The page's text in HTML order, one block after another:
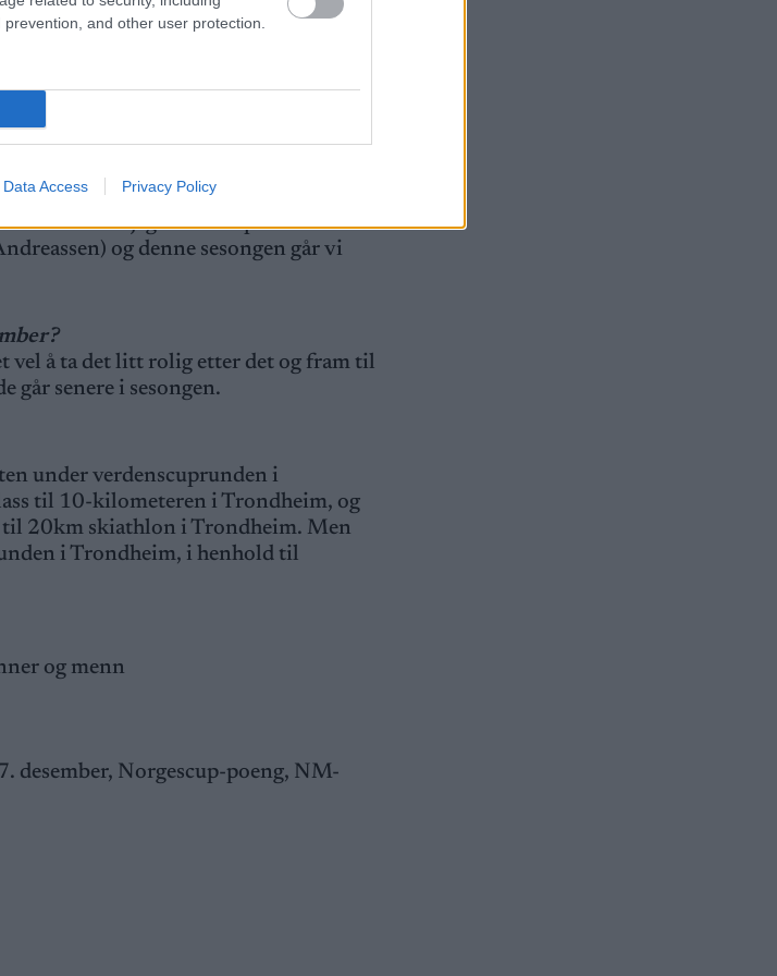
and other user protection.
Data Access Privacy Policy
under Norgescupåpningen på Gålå.
også er kjempeflink som trener. Vi
der. Etter at jeg kom inn på
og denne sesongen går vi
vel å ta det litt rolig etter det og fram til
senere i sesongen.
under verdenscuprunden i
til 10-kilometeren i Trondheim, og
til 20km skiathlon i Trondheim. Men
i Trondheim, i henhold til
og menn
desember, Norgescup-poeng, NM-